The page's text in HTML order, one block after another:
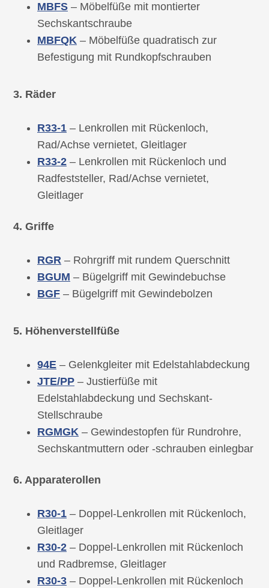
MBFS – Möbelfüße mit montierter
Sechskantschraube
MBFQK – Möbelfüße quadratisch zur
Befestigung mit Rundkopfschrauben
3. Räder
R33-1 – Lenkrollen mit Rückenloch,
Rad/Achse vernietet, Gleitlager
R33-2 – Lenkrollen mit Rückenloch und
Radfeststeller, Rad/Achse vernietet,
Gleitlager
4. Griffe
RGR – Rohrgriff mit rundem Querschnitt
BGUM – Bügelgriff mit Gewindebuchse
BGF – Bügelgriff mit Gewindebolzen
5. Höhenverstellfüße
94E – Gelenkgleiter mit Edelstahlabdeckung
JTE/PP – Justierfüße mit
Edelstahlabdeckung und Sechskant-
Stellschraube
RGMGK – Gewindestopfen für Rundrohre,
Sechskantmuttern oder -schrauben einlegbar
6. Apparaterollen
R30-1 – Doppel-Lenkrollen mit Rückenloch,
Gleitlager
R30-2 – Doppel-Lenkrollen mit Rückenloch
und Radbremse, Gleitlager
R30-3 – Doppel-Lenkrollen mit Rückenloch